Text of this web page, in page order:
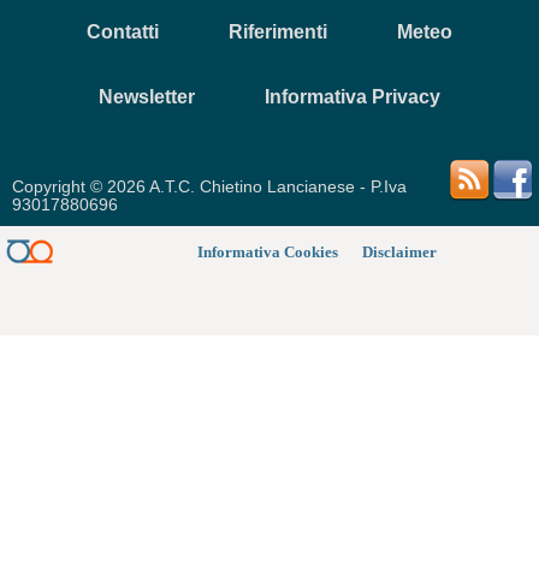
Contatti Riferimenti Meteo
Newsletter Informativa Privacy
Copyright © 2026 A.T.C. Chietino Lancianese - P.Iva
93017880696
Disclaimer
Informativa Cookies